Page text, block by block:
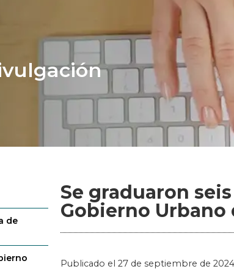
de
Se graduaron
Gobierno Urbano
Publicado el 27 de septiembre de 2024